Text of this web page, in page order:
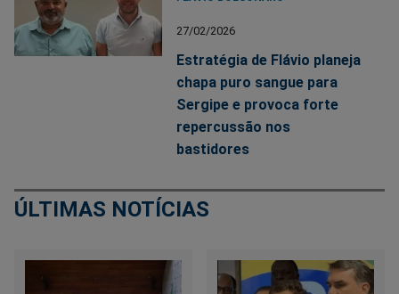
27/02/2026
Estratégia de Flávio planeja
chapa puro sangue para
Sergipe e provoca forte
repercussão nos
bastidores
ÚLTIMAS NOTÍCIAS